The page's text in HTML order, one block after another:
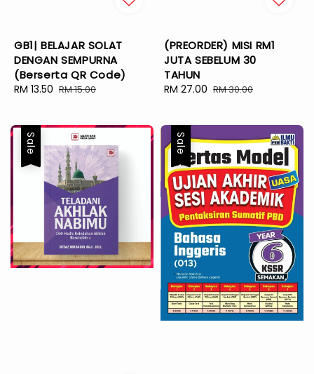
GB1| BELAJAR SOLAT
DENGAN SEMPURNA
(Berserta QR Code)
Sale
RM 13.50 Regular
RM 15.00
(PREORDER) MISI RM1
JUTA SEBELUM 30
TAHUN
Sale
RM 27.00 Regular
RM 30.00
Sale Sale